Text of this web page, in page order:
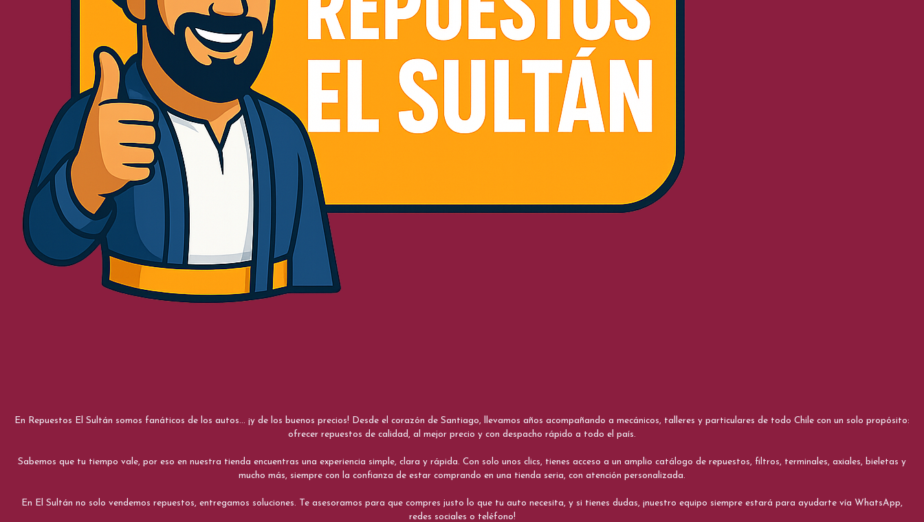
En Repuestos El Sultán somos fanáticos de los autos... ¡y de los buenos precios! Desde el corazón de Santiago, llevamos años acompañando a mecánicos, talleres y particulares de todo Chile con un solo propósito:
ofrecer repuestos de calidad, al mejor precio y con despacho rápido a todo el país.
Sabemos que tu tiempo vale, por eso en nuestra tienda encuentras una experiencia simple, clara y rápida. Con solo unos clics, tienes acceso a un amplio catálogo de repuestos, filtros, terminales, axiales, bieletas y
mucho más, siempre con la confianza de estar comprando en una tienda seria, con atención personalizada.
En El Sultán no solo vendemos repuestos, entregamos soluciones. Te asesoramos para que compres justo lo que tu auto necesita, y si tienes dudas, ¡nuestro equipo siempre estará para ayudarte vía WhatsApp,
redes sociales o teléfono!